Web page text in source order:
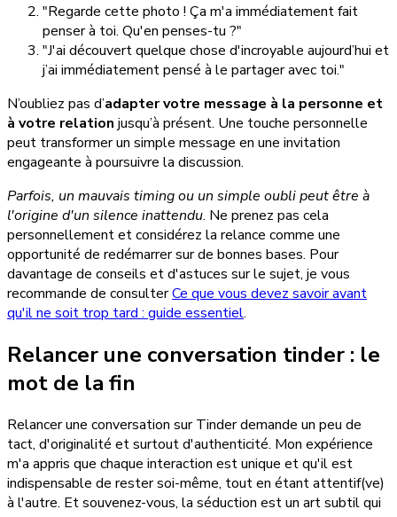
"Regarde cette photo ! Ça m'a immédiatement fait
penser à toi. Qu'en penses-tu ?"
"J'ai découvert quelque chose d'incroyable aujourd’hui et
j’ai immédiatement pensé à le partager avec toi."
N’oubliez pas d’adapter votre message à la personne et
à votre relation jusqu’à présent. Une touche personnelle
peut transformer un simple message en une invitation
engageante à poursuivre la discussion.
Parfois, un mauvais timing ou un simple oubli peut être à
l'origine d'un silence inattendu. Ne prenez pas cela
personnellement et considérez la relance comme une
opportunité de redémarrer sur de bonnes bases. Pour
davantage de conseils et d'astuces sur le sujet, je vous
recommande de consulterCe que vous devez savoir avant
qu'il ne soit trop tard : guide essentiel.
Relancer une conversation tinder : le
mot de la fin
Relancer une conversation sur Tinder demande un peu de
tact, d'originalité et surtout d'authenticité. Mon expérience
m'a appris que chaque interaction est unique et qu'il est
indispensable de rester soi-même, tout en étant attentif(ve)
à l'autre. Et souvenez-vous, la séduction est un art subtil qui